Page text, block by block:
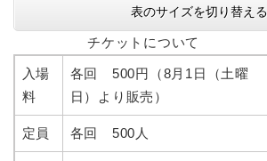
表のサイズを切り替える
チケットについて
入場
料
各回 500円（8月1日（土曜
日）より販売）
定員 各回 500人